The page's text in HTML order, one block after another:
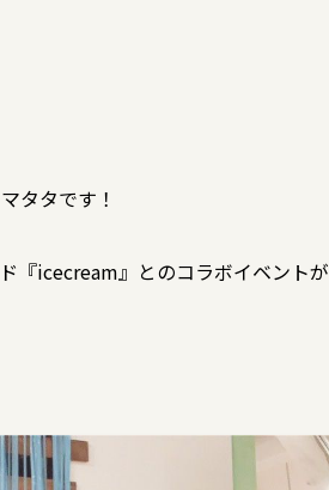
タタです！
『icecream』とのコラボイベントが